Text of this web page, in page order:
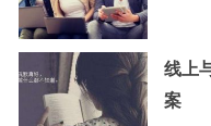
线上
案